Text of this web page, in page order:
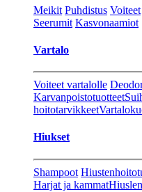
Meikit Puhdistus Voiteet
Seerumit Kasvonaamiot
Vartalo
Voiteet vartalolle
Karvanpoistotuotteet
hoitotarvikkeet
Hiukset
Shampoot
Harjat ja kammat